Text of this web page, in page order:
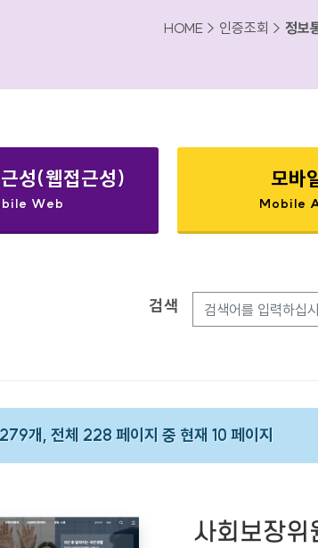
HOME > 인증조회 > 정보
성(웹접근성)
Web
모바
Mobile
검색
개, 전체 228 페이지 중 현재 10 페이지
사회보장위